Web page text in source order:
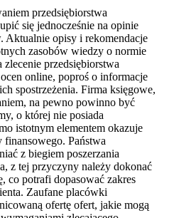
przedsiębiorstwa
się jednocześnie na opinie
Aktualnie opisy i rekomendacje
zasobów wiedzy o normie
przedsiębiorstwa
online, poproś o informacje
spostrzeżenia. Firma księgowe,
na pewno powinno być
o której nie posiada
istotnym elementem okazuje
Państwa
z biegiem poszerzania
z tej przyczyny należy dokonać
co potrafi dopasować zakres
Zaufane placówki
ofertę ofert, jakie mogą